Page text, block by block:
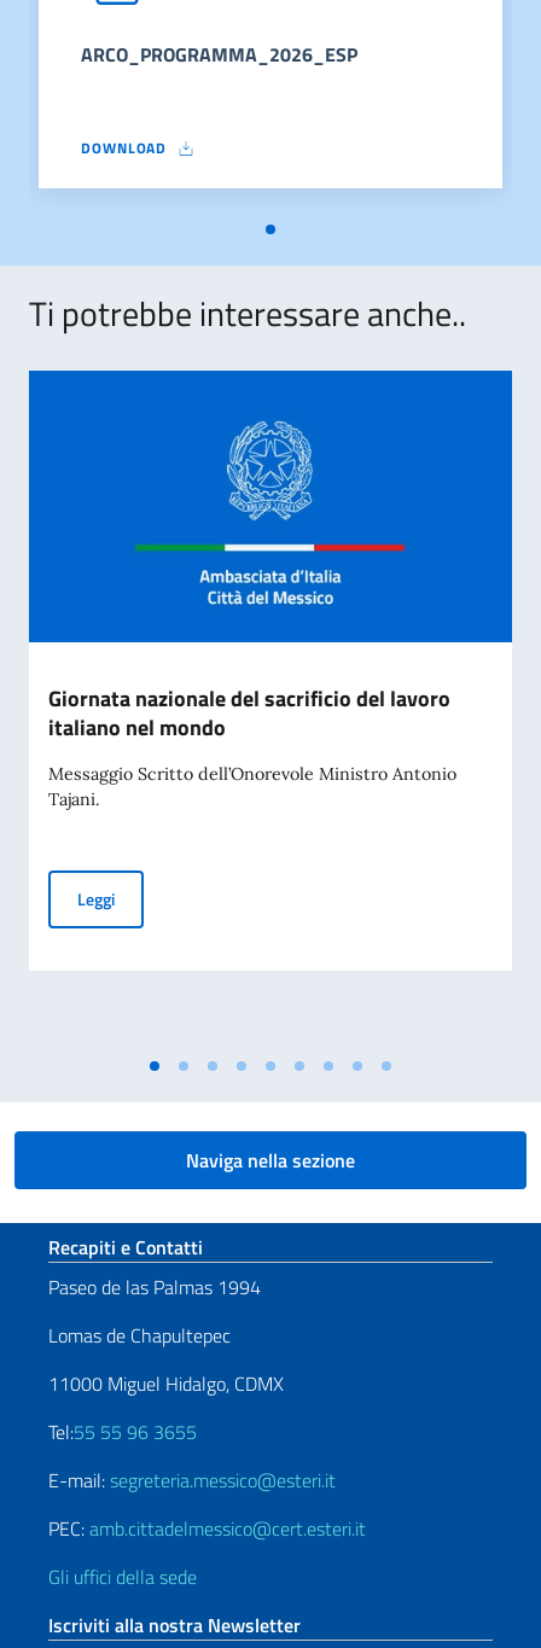
ARCO_PROGRAMMA_2026_ESP
DOWNLOAD
ARCO_PROGRAMMA_2026_ESP
Ti potrebbe interessare anche..
Giornata nazionale del sacrificio del lavoro
italiano nel mondo
Messaggio Scritto dell’Onorevole Ministro Antonio
Tajani.
LeggiGiornata nazionale del sacrificio del lavoro italiano nel
Naviga nella sezione
Sezione footer
Recapiti e Contatti
Paseo de las Palmas 1994
Lomas de Chapultepec
11000 Miguel Hidalgo, CDMX
Tel:55 55 96 3655
E-mail:segreteria.messico@esteri.it
PEC:amb.cittadelmessico@cert.esteri.it
Gli uffici della sede
Iscriviti alla nostra Newsletter